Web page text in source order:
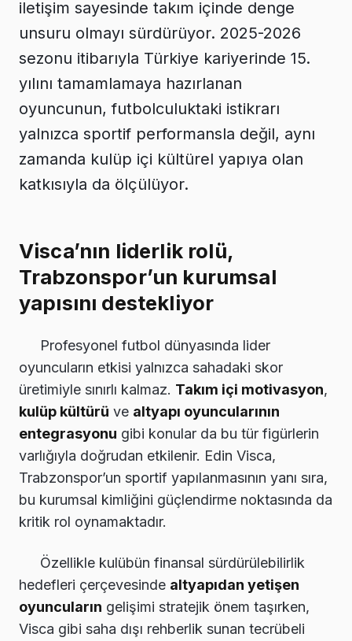
iletişim sayesinde takım içinde denge
unsuru olmayı sürdürüyor. 2025-2026
sezonu itibarıyla Türkiye kariyerinde 15.
yılını tamamlamaya hazırlanan
oyuncunun, futbolculuktaki istikrarı
yalnızca sportif performansla değil, aynı
zamanda kulüp içi kültürel yapıya olan
katkısıyla da ölçülüyor.
Visca’nın liderlik rolü,
Trabzonspor’un kurumsal
yapısını destekliyor
Profesyonel futbol dünyasında lider
oyuncuların etkisi yalnızca sahadaki skor
üretimiyle sınırlı kalmaz. Takım içi motivasyon,
kulüp kültürü ve altyapı oyuncularının
entegrasyonu gibi konular da bu tür figürlerin
varlığıyla doğrudan etkilenir. Edin Visca,
Trabzonspor’un sportif yapılanmasının yanı sıra,
bu kurumsal kimliğini güçlendirme noktasında da
kritik rol oynamaktadır.
Özellikle kulübün finansal sürdürülebilirlik
hedefleri çerçevesinde altyapıdan yetişen
oyuncuların gelişimi stratejik önem taşırken,
Visca gibi saha dışı rehberlik sunan tecrübeli